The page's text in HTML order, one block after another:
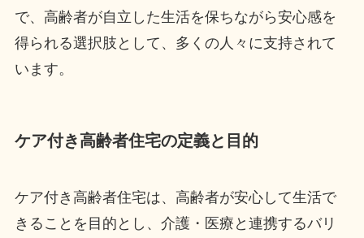
で、高齢者が自立した生活を保ちながら安心感を
得られる選択肢として、多くの人々に支持されて
います。
ケア付き高齢者住宅の定義と目的
ケア付き高齢者住宅は、高齢者が安心して生活で
きることを目的とし、介護・医療と連携するバリ